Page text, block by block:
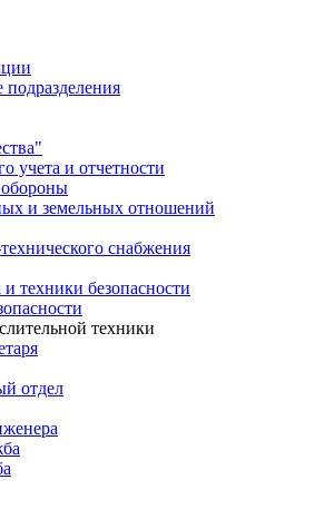
учета и отчетности
и земельных отношений
снабжения
техники безопасности
техники
отдел